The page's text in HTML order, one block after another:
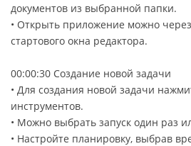
документов из выбранной папки.
• Открыть приложение можно
стартового окна редактора.
00:00:30 Создание новой задачи
• Для создания новой задачи
инструментов.
• Можно выбрать запуск один раз
• Настройте планировку, выбрав